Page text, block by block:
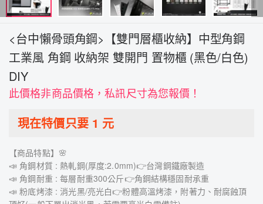
<台中懶骨頭角鋼>【雙門層櫃收納】中型角鋼
工業風 角鋼 收納架 雙開門 置物櫃 (黑色/白色)
DIY
此價格非商品價格，私訊尺寸為您報價！
現在特價只要 1 元
【商品特點】🌸
📣 角鋼材質 : 熱軋鋼(厚度:2.0mm)👉台灣鋼鐵廠製造
📣 角鋼耐重 : 每層耐重300公斤👉角鋼結構穩固耐承重
📣 粉底烤漆 : 消光黑/亮光白👉粉體高溫烤漆，附著力、耐腐蝕頂